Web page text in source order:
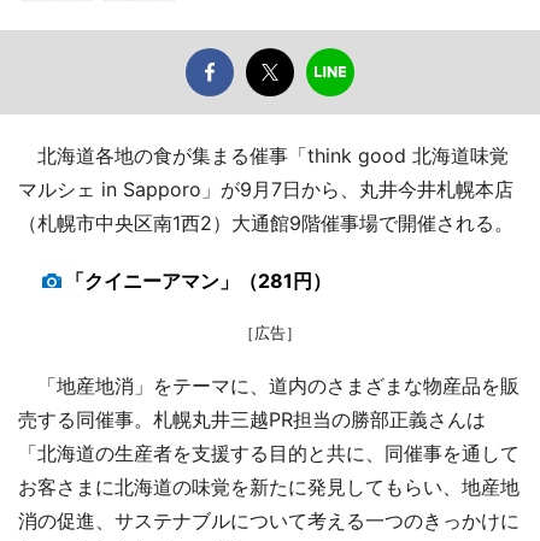
北海道各地の食が集まる催事「think good 北海道味覚
マルシェ in Sapporo」が9月7日から、丸井今井札幌本店
（札幌市中央区南1西2）大通館9階催事場で開催される。
「クイニーアマン」（281円）
［広告］
「地産地消」をテーマに、道内のさまざまな物産品を販
売する同催事。札幌丸井三越PR担当の勝部正義さんは
「北海道の生産者を支援する目的と共に、同催事を通して
お客さまに北海道の味覚を新たに発見してもらい、地産地
消の促進、サステナブルについて考える一つのきっかけに